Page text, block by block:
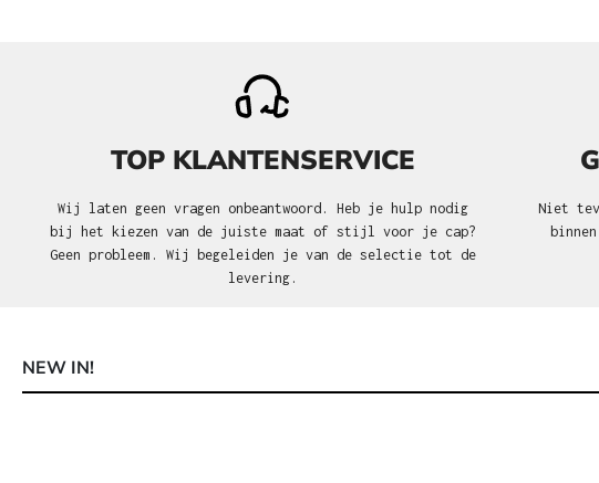
TOP KLANTENSERVICE
Wij laten geen vragen onbeantwoord. Heb je hulp nodig
bij het kiezen van de juiste maat of stijl voor je cap?
Geen probleem. Wij begeleiden je van de selectie tot de
levering.
Niet
NEW IN!